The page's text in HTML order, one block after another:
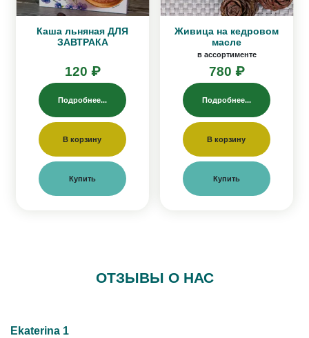
Каша льняная ДЛЯ
ЗАВТРАКА
120 ₽
Подробнее...
В корзину
Купить
Живица на кедровом
масле
в ассортименте
780 ₽
Подробнее...
В корзину
Купить
ОТЗЫВЫ О НАС
Ekaterina 1